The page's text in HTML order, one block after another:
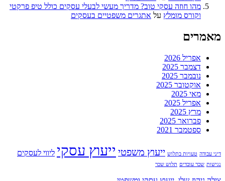
מהו חוזה עסקי טוב? מדריך מעשי לבעלי עסקים כולל טיפ פרקטי
וקורס מומלץ על אתגרים משפטיים בעסקים
מאמרים
אפריל 2026
דצמבר 2025
נובמבר 2025
אוקטובר 2025
מאי 2025
אפריל 2025
מרץ 2025
פברואר 2025
ספטמבר 2021
דיני עבודה טעויות בתלוש ייעוץ משפטי ייעוץ עסקי ליווי לעסקים
נגישות שכר עובדים תלוש שכר